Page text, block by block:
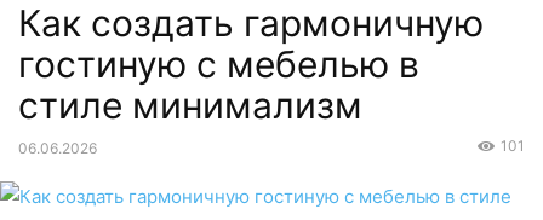
Как создать гармоничную
гостиную с мебелью в
стиле минимализм
06.06.2026 101